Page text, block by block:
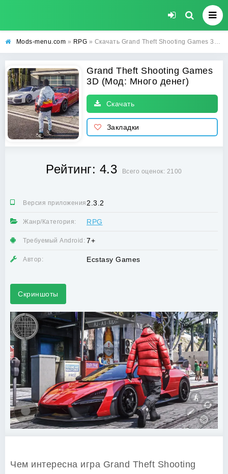
Mods-menu.com » RPG » Скачать Grand Theft Shooting Games 3D Взлом (Много денег) на Андроид бесплатно
Grand Theft Shooting Games
3D (Мод: Много денег)
Скачать
Закладки
Рейтинг: 4.3 Всего оценок: 2100
Версия приложения:2.3.2
Жанр/Категория: RPG
Требуемый Android: 7+
Автор: Ecstasy Games
Скриншоты
Чем интересна игра Grand Theft Shooting